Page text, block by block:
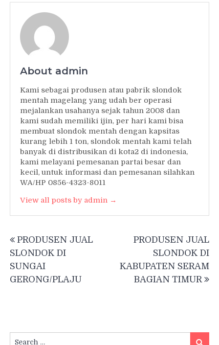
About admin
Kami sebagai produsen atau pabrik slondok
mentah magelang yang udah ber operasi
mejalankan usahanya sejak tahun 2008 dan
kami sudah memiliki ijin, per hari kami bisa
membuat slondok mentah dengan kapsitas
kurang lebih 1 ton, slondok mentah kami telah
banyak di distribusikan di kota2 di indonesia,
kami melayani pemesanan partai besar dan
kecil, untuk informasi dan pemesanan silahkan
WA/HP 0856-4323-8011
View all posts by admin →
navigation
PRODUSEN JUAL
SLONDOK DI
SUNGAI
GERONG/PLAJU
PRODUSEN JUAL
SLONDOK DI
KABUPATEN SERAM
BAGIAN TIMUR
Search
Search